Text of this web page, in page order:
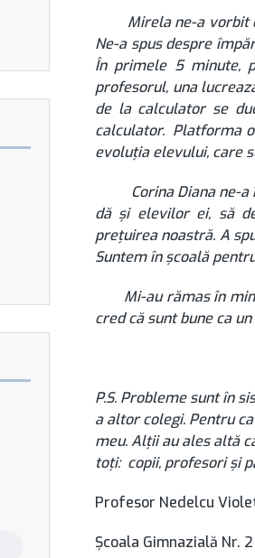
Mirela ne-a vorbit
Ne-a spus despre
În primele 5 minute,
profesorul, una
de la calculator se
calculator. Platforma
evoluția elevului, care
Corina Diana ne-a
dă și elevilor ei, să
prețuirea noastră. A
Suntem în școală
Mi-au rămas în minte
cred că sunt bune ca
P.S. Probleme sunt în
a altor colegi. Pentru
meu. Alții au ales altă
toți: copii, profesori și
Profesor Nedelcu
Școala Gimnazială Nr. 2